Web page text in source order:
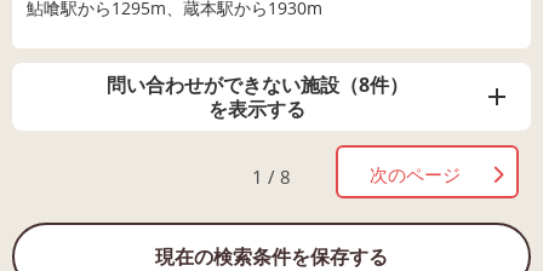
鮎喰駅から1295m、蔵本駅から1930m
問い合わせができない施設（8件）
を表示する
1 / 8 次のページ
現在の検索条件を保存する